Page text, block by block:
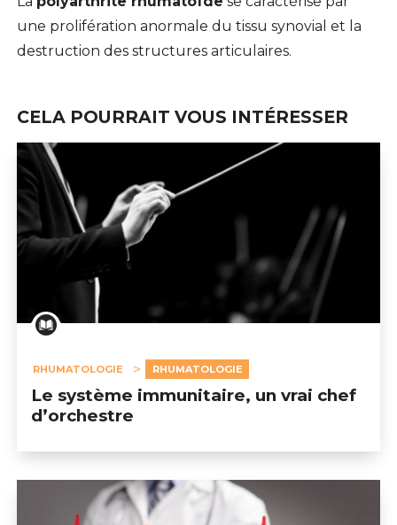
une prolifération anormale du tissu synovial et la
destruction des structures articulaires.
CELA POURRAIT VOUS INTÉRESSER
RHUMATOLOGIE RHUMATOLOGIE
Le système immunitaire, un vrai chef
d’orchestre